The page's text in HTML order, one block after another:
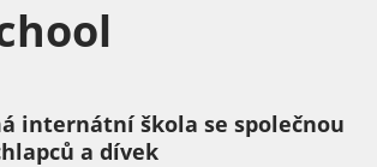
internátní škola se společnou
a dívek